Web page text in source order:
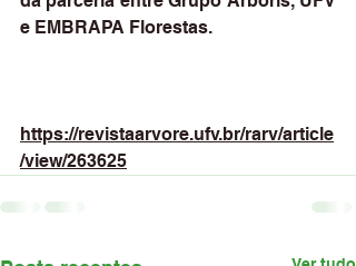
e EMBRAPA Florestas.
https://revistaarvore.ufv.br/rarv/article
/view/263625